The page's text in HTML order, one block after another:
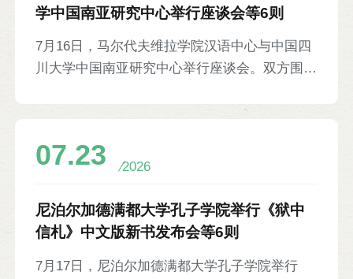
学中国南亚研究中心举行座谈会等6则
7月16日，马尔代夫维拉学院汉语中心与中国四
川大学中国南亚研究中心举行座谈会。双方围绕
进行交流，并在共建智库对话平台、联合研究、
成合作规划。四川大学中国南亚研究中心副主
及双方代表参加。
07.23 2026
尼泊尔加德满都大学孔子学院举行《狱中
信札》中文版新书发布会等6则
7月17日，尼泊尔加德满都大学孔子学院举行